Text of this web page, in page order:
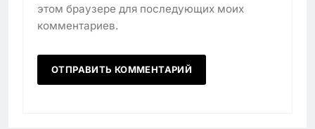
этом браузере для последующих моих
комментариев.